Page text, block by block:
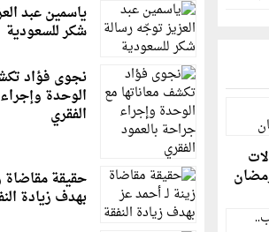
ياسمين عبد
شكر للسعودية
نجوى فؤاد
الوحدة
الفقري
حقيقة مقاضاة
بهدف زيادة